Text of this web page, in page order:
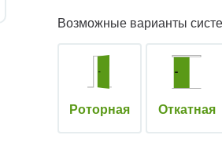
Возможные варианты
Роторная Откатная